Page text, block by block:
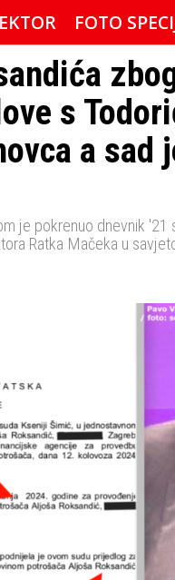
FOTO
s
a sad
je pokrenuo dnevnik
Ratka Mačeka u